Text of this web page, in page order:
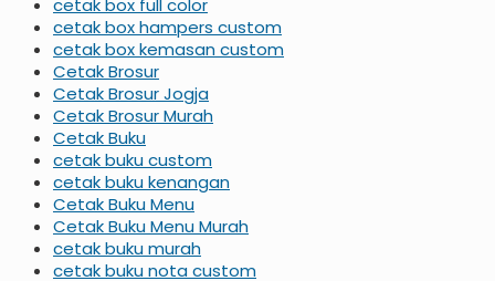
cetak box full color
cetak box hampers custom
cetak box kemasan custom
Cetak Brosur
Cetak Brosur Jogja
Cetak Brosur Murah
Cetak Buku
cetak buku custom
cetak buku kenangan
Cetak Buku Menu
Cetak Buku Menu Murah
cetak buku murah
cetak buku nota custom